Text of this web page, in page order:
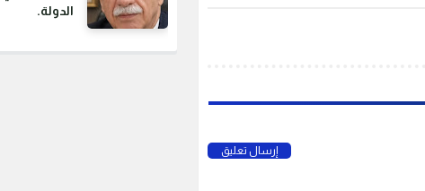
إرسال تعليق
الدولة.